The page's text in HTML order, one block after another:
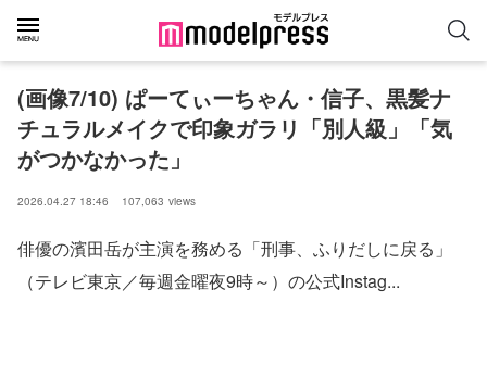
(画像7/10) ぱーてぃーちゃん・信子、黒髪ナ
チュラルメイクで印象ガラリ「別人級」「気
がつかなかった」
2026.04.27 18:46 107,063 views
俳優の濱田岳が主演を務める「刑事、ふりだしに戻る」
（テレビ東京／毎週金曜夜9時～）の公式Instag...